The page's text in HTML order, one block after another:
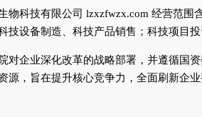
物科技有限公司 lzxzfwzx.com 经营范
技设备制造、科技产品销售；科技项目
对企业深化改革的战略部署，并遵循国
源，旨在提升核心竞争力，全面刷新企